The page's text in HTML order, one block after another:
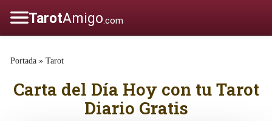
Portada » Tarot
Carta del Día Hoy con tu Tarot
Diario Gratis